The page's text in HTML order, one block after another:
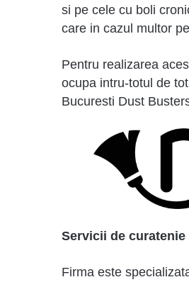
si pe cele cu boli
care in cazul multor
Pentru realizarea
ocupa intru-totul de
Bucuresti Dust
Servicii de
Firma este